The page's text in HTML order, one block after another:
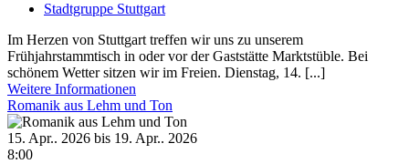
Stadtgruppe Stuttgart
Im Herzen von Stuttgart treffen wir uns zu unserem
Frühjahrstammtisch in oder vor der Gaststätte Marktstüble. Bei
schönem Wetter sitzen wir im Freien. Dienstag, 14. [...]
Weitere Informationen
Romanik aus Lehm und Ton
15. Apr.. 2026 bis 19. Apr.. 2026
8:00